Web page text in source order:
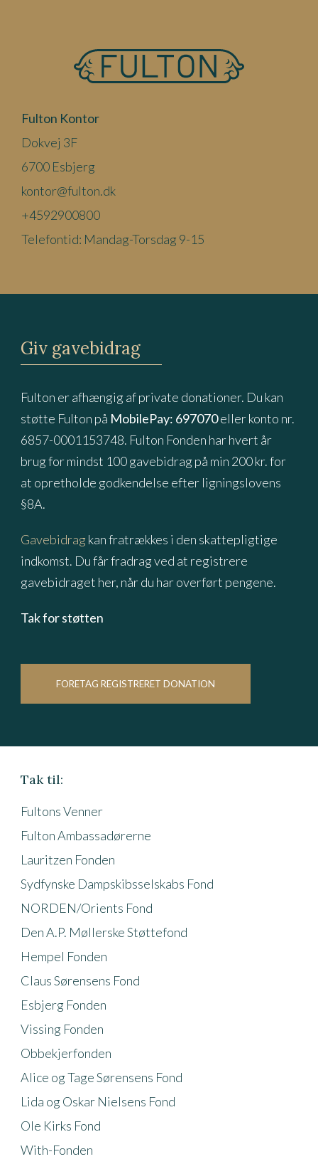
Fulton Kontor
Dokvej 3F
6700 Esbjerg
kontor@fulton.dk
+4592900800
Telefontid: Mandag-Torsdag 9-15
Giv gavebidrag
Fulton er afhængig af private donationer. Du kan
støtte Fulton på MobilePay: 697070eller konto nr.
6857-0001153748. Fulton Fonden har hvert år
brug for mindst 100 gavebidrag på min 200 kr. for
at opretholde godkendelse efter ligningslovens
§8A.
Gavebidrag kan fratrækkes i den skattepligtige
indkomst. Du får fradrag ved at registrere
gavebidraget her, når du har overført pengene.
Tak for støtten
FORETAG REGISTRERET DONATION
Tak til:
Fultons Venner
Fulton Ambassadørerne
Lauritzen Fonden
Sydfynske Dampskibsselskabs Fond
NORDEN/Orients Fond
Den A.P. Møllerske Støttefond
Hempel Fonden
Claus Sørensens Fond
Esbjerg Fonden
Vissing Fonden
Obbekjerfonden
Alice og Tage Sørensens Fond
Lida og Oskar Nielsens Fond
Ole Kirks Fond
With-Fonden